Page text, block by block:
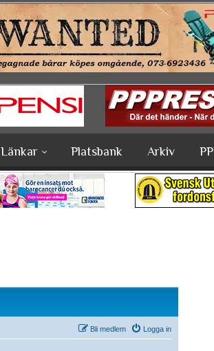
Länkar Platsbank Arkiv